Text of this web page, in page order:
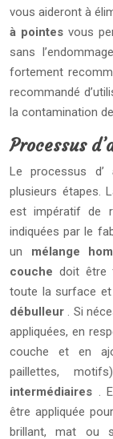
vous aideront à
à pointes vous
sans
fortement
recommandé
la contamination
Processus
Le processus d’
plusieurs étapes.
est impératif de
indiquées par le
un mélange
couche doit être
toute la surface et
débulleur . Si
appliquées, en
couche et en
paillettes,
intermédiaires .
être appliquée
brillant, mat ou